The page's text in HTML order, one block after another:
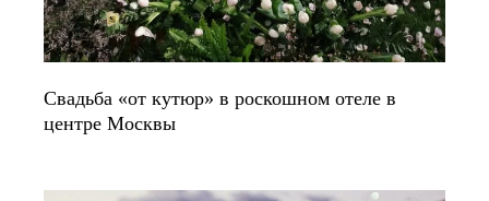
Свадьба «от кутюр» в роскошном отеле в
центре Москвы